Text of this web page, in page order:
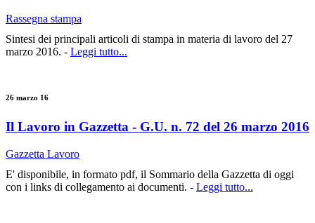
Rassegna stampa
Sintesi dei principali articoli di stampa in materia di lavoro del 27
marzo 2016. - Leggi tutto...
26 marzo 16
Il Lavoro in Gazzetta - G.U. n. 72 del 26 marzo 2016
Gazzetta Lavoro
E' disponibile, in formato pdf, il Sommario della Gazzetta di oggi
con i links di collegamento ai documenti. - Leggi tutto...